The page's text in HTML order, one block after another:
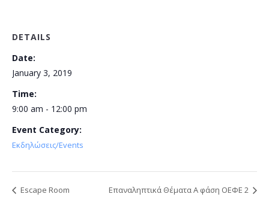
DETAILS
Date:
January 3, 2019
Time:
9:00 am - 12:00 pm
Event Category:
Εκδηλώσεις/Events
Escape Room Επαναληπτικά Θέματα Α φάση ΟΕΦΕ 2